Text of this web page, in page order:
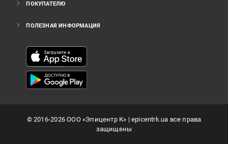
ПОКУПАТЕЛЮ
ПОЛЕЗНАЯ ИНФОРМАЦИЯ
©2016-2026ООО «Эпицентр К» | epicentrk.ua все права
защищены